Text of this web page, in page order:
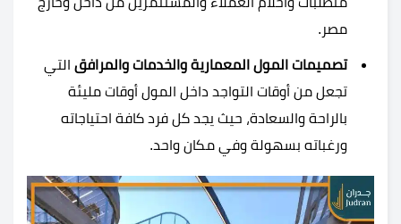
مصر.
تصميمات المول المعمارية والخدمات والمرافق التي
تجعل من أوقات التواجد داخل المول أوقات مليئة
بالراحة والسعادة، حيث يجد كل فرد كافة احتياجاته
ورغباته بسهولة وفي مكان واحد.